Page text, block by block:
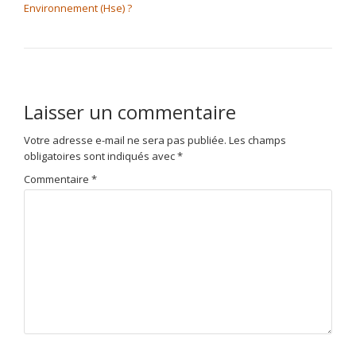
Environnement (Hse) ?
Laisser un commentaire
Votre adresse e-mail ne sera pas publiée. Les champs
obligatoires sont indiqués avec*
Commentaire *